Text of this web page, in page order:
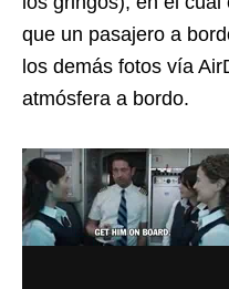
que un pasajero a
los demás fotos vía
atmósfera a bordo.